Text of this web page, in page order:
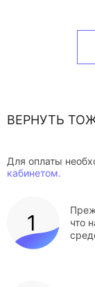
ВЕРНУТЬ
Для оплаты
кабинетом.
что